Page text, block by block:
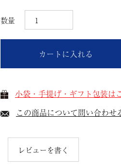
カートに入れる
小袋・手提げ・ギフト包装は
この商品について問い合わせ
レビューを書く